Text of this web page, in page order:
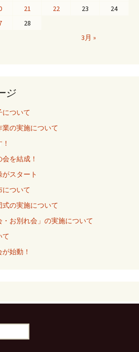
21 22 23
24
28
3月 »
ジ
について
の実施について
を結成！
スタート
について
の実施について
お別れ会」の実施について
て
始動！